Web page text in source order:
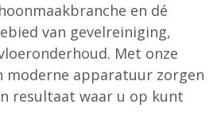
en dé
van gevelreiniging,
Met onze
moderne apparatuur zorgen
resultaat waar u op kunt